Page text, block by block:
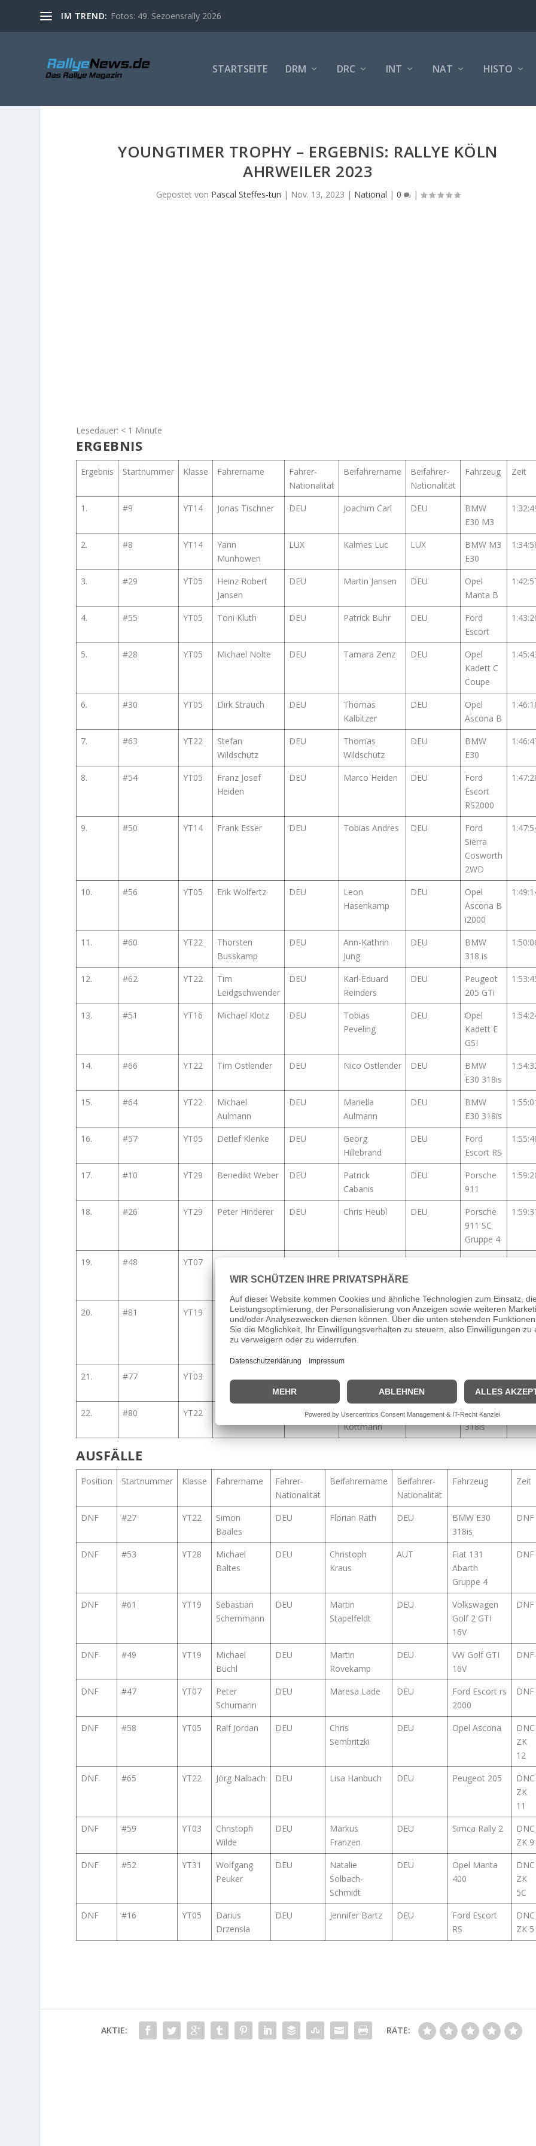
IM TREND: Fotos: 49. Sezoensrally 2026
STARTSEITE DRM DRC INT NAT HISTO
YOUNGTIMER TROPHY – ERGEBNIS: RALLYE KÖLN
AHRWEILER 2023
Gepostet von Pascal Steffes-tun | Nov. 13, 2023 | National | 0 |
Lesedauer: < 1 Minute
ERGEBNIS
Ergebnis Startnummer Klasse Fahrername
Fahrer-
Nationalität
Beifahrername
Beifahrer-
Nationalität
Fahrzeug Zeit
1. #9 YT14 Jonas Tischner DEU Joachim Carl DEU
BMW
E30 M3
2. #8 YT14
Yann
Munhowen
LUX Kalmes Luc LUX
BMW M3
E30
3. #29 YT05
Heinz Robert
Jansen
DEU Martin Jansen DEU
Opel
Manta B
4. #55 YT05 Toni Kluth DEU Patrick Buhr DEU
Ford
Escort
5. #28 YT05 Michael Nolte DEU Tamara Zenz DEU
Opel
Kadett C
Coupe
6. #30 YT05 Dirk Strauch DEU
Thomas
Kalbitzer
DEU
Opel
Ascona B
7. #63 YT22
Stefan
Wildschütz
DEU
Thomas
Wildschütz
DEU
BMW
E30
8. #54 YT05
Franz Josef
Heiden
DEU Marco Heiden DEU
Ford
Escort
RS2000
9. #50 YT14 Frank Esser DEU Tobias Andres DEU
Ford
Sierra
Cosworth
2WD
10. #56 YT05 Erik Wolfertz DEU
Leon
Hasenkamp
DEU
Opel
Ascona B
i2000
11. #60 YT22
Thorsten
Busskamp
DEU
Ann-Kathrin
Jung
DEU
BMW
318 is
12. #62 YT22
Tim
Leidgschwender
DEU
Karl-Eduard
Reinders
DEU
Peugeot
205 GTi
13. #51 YT16 Michael Klotz DEU
Tobias
Peveling
DEU
Opel
Kadett E
GSI
14. #66 YT22 Tim Ostlender DEU Nico Ostlender DEU
BMW
E30 318is
15. #64 YT22
Michael
Aulmann
DEU
Mariella
Aulmann
DEU
BMW
E30 318is
16. #57 YT05 Detlef Klenke DEU
Georg
Hillebrand
DEU
Ford
Escort RS
17. #10 YT29 Benedikt Weber DEU
Patrick
Cabanis
DEU
Porsche
911
18. #26 YT29 Peter Hinderer DEU Chris Heubl DEU
Porsche
911 SC
Gruppe 4
19. #48 YT07
Schumann
20. #81 YT19 Richard Owen CAN
Roman
Schiemenz
DEU
Alfa
Romeo
21. #77 YT03
22. #80 YT22 DEU
Guido
Kottmann
DEU
BMW
318is
AUSFÄLLE
Position Startnummer Klasse Fahrername
Fahrer-
Nationalität
Beifahrername
Beifahrer-
Nationalität
Fahrzeug Zeit
DNF #27 YT22
Simon
Baales
DEU Florian Rath DEU
BMW E30
318is
DNF
DNF #53 YT28
Michael
Baltes
DEU
Christoph
Kraus
AUT
Fiat 131
Abarth
Gruppe 4
DNF
DNF #61 YT19
Sebastian
Schemmann
DEU
Martin
Stapelfeldt
DEU
Volkswagen
Golf 2 GTI
16V
DNF
DNF #49 YT19
Michael
Büchl
DEU
Martin
Rövekamp
DEU
VW Golf GTI
16V
DNF
DNF #47 YT07
Peter
Schumann
DEU Maresa Lade DEU
Ford Escort rs
2000
DNF
DNF #58 YT05 Ralf Jordan DEU
Chris
Sembritzki
DEU Opel Ascona
DNC
ZK
12
DNF
#65 YT22 Jörg Nalbach DEU Lisa Hanbuch DEU Peugeot 205
DNC
ZK
11
DNF
#59 YT03
Christoph
Wilde
DEU
Markus
Franzen
DEU Simca Rally 2
DNC
ZK 9
DNF
#52 YT31
Wolfgang
Peuker
DEU
Natalie
Solbach-
Schmidt
DEU
Opel Manta
400
DNC
ZK
5C
DNF
#16 YT05
Darius
Drzensla
DEU Jennifer Bartz DEU
Ford Escort
RS
DNC
ZK 5
AKTIE: RATE: